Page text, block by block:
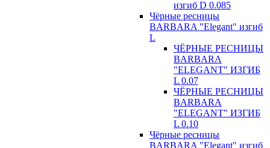
изгиб D 0.085
Чёрные ресницы
BARBARA "Elegant" изгиб
L
ЧЁРНЫЕ РЕСНИЦЫ
BARBARA
"ELEGANT" ИЗГИБ
L 0.07
ЧЁРНЫЕ РЕСНИЦЫ
BARBARA
"ELEGANT" ИЗГИБ
L 0.10
Чёрные ресницы
BARBARA "Elegant" изгиб